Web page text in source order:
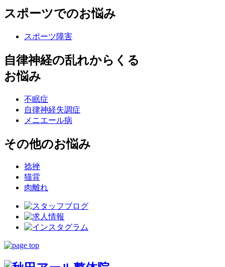
スポーツでのお悩み
スポーツ障害
自律神経の乱れからくる
お悩み
不眠症
自律神経失調症
メニエール病
その他のお悩み
捻挫
猫背
肉離れ